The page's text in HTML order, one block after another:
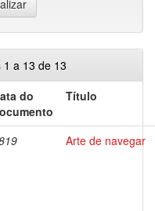
a 13 de 13
do
Título
Arte de navegar